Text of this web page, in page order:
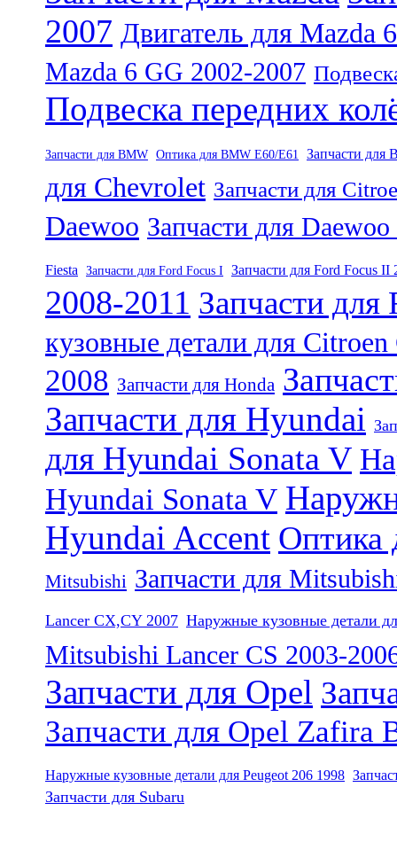
2007 Двигатель для Mazda
Mazda 6 GG 2002-2007
Подвеска передних
Запчасти для BMW Оптика для BMW E60/E61 Запчасти для
для Chevrolet Запчасти для
Daewoo Запчасти для
Fiesta Запчасти для Ford Focus I Запчасти для Ford Focus II
2008-2011 Запчасти
кузовные детали для Citroen
2008 Запчасти для Honda
Запчасти для Hyundai
для Hyundai Sonata V
Hyundai Sonata V
Hyundai Accent Оптика
Mitsubishi Запчасти для
Lancer CX,CY 2007 Наружные кузовные детали
Mitsubishi Lancer CS 2003-
Запчасти для Opel
Запчасти для Opel Zafira
Наружные кузовные детали для Peugeot 206 1998
Запчасти для Subaru